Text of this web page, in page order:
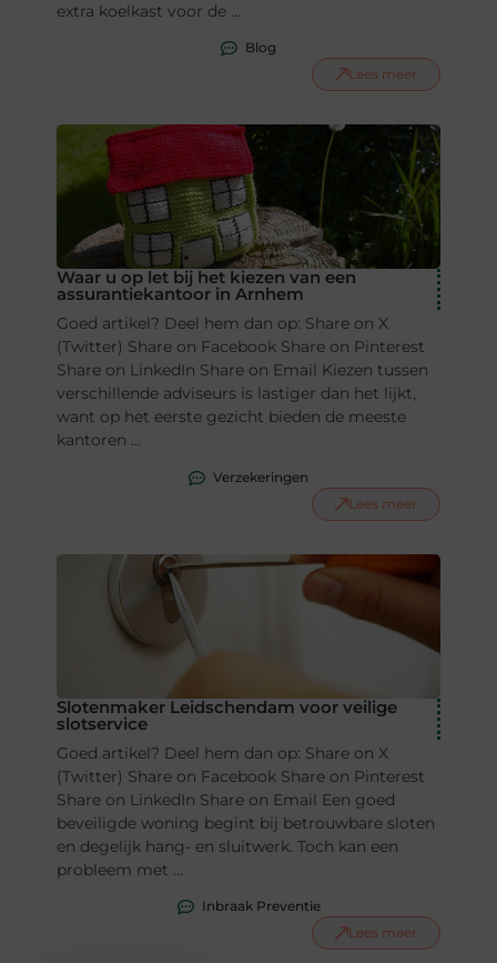
extra koelkast voor de ...
Blog
Lees meer
Waar u op let bij het kiezen van een
assurantiekantoor in Arnhem
Goed artikel? Deel hem dan op: Share on X
(Twitter) Share on Facebook Share on Pinterest
Share on LinkedIn Share on Email Kiezen tussen
verschillende adviseurs is lastiger dan het lijkt,
want op het eerste gezicht bieden de meeste
kantoren ...
Verzekeringen
Lees meer
Slotenmaker Leidschendam voor veilige
slotservice
Goed artikel? Deel hem dan op: Share on X
(Twitter) Share on Facebook Share on Pinterest
Share on LinkedIn Share on Email Een goed
beveiligde woning begint bij betrouwbare sloten
en degelijk hang- en sluitwerk. Toch kan een
probleem met ...
Inbraak Preventie
Lees meer